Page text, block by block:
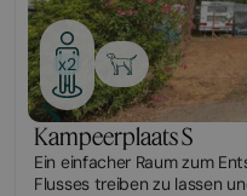
x2
Kampeerplaats S
Ein einfacher Raum zum
Flusses treiben zu lassen